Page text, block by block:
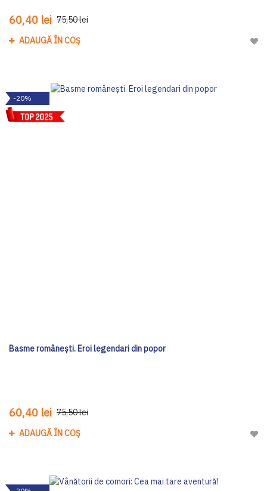
60,40 lei 75,50 lei
ADAUGĂ ÎN COȘ
-20%
Basme românești. Eroi legendari din popor
60,40 lei 75,50 lei
ADAUGĂ ÎN COȘ